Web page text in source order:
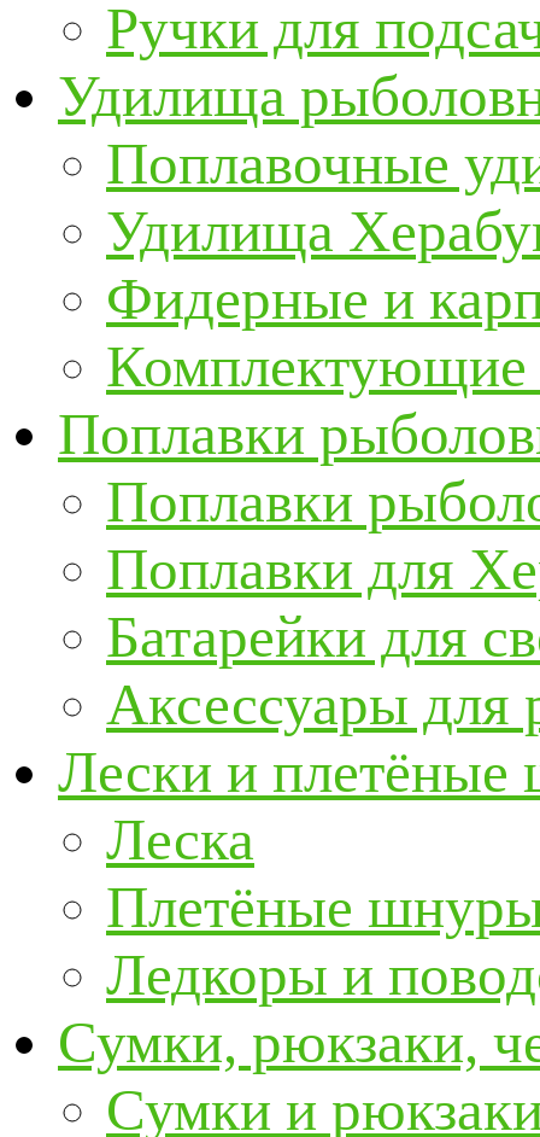
Ручки для
Удилища
Поплавочные
Удилища
Фидерные и
Поплавки
Поплавки
Поплавки для
Батарейки для
Аксессуары для
Лески и
Леска
Плетёные
Ледкоры и
Сумки, рюкзаки,
Сумки и